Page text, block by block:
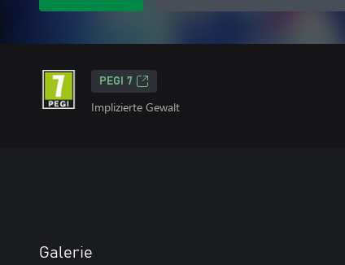
PEGI 7
Implizierte Gewalt
Galerie